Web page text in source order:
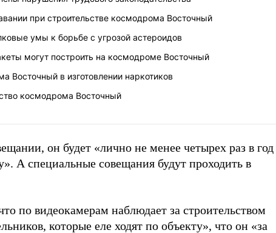
при строительстве космодрома Восточный
умы к борьбе с угрозой астероидов
могут построить на космодроме Восточный
Восточный в изготовлении наркотиков
космодрома Восточный
он будет «лично не менее четырех раз в год
А специальные совещания будут проходить в
по видеокамерам наблюдает за строительством
которые еле ходят по объекту», что он «за